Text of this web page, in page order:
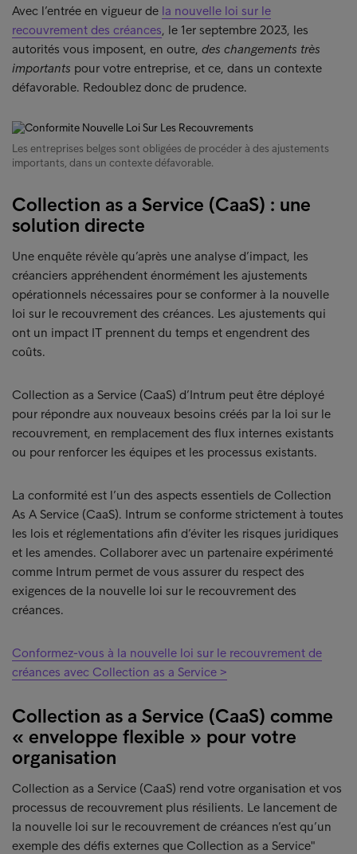
Avec l’entrée en vigueur de la nouvelle loi sur le
recouvrement des créances, le 1er septembre 2023, les
autorités vous imposent, en outre, des changements très
importants pour votre entreprise, et ce, dans un contexte
défavorable. Redoublez donc de prudence.
Les entreprises belges sont obligées de procéder à des ajustements
importants, dans un contexte défavorable.
Collection as a Service (CaaS) : une
solution directe
Une enquête révèle qu’après une analyse d’impact, les
créanciers appréhendent énormément les ajustements
opérationnels nécessaires pour se conformer à la nouvelle
loi sur le recouvrement des créances. Les ajustements qui
ont un impact IT prennent du temps et engendrent des
coûts.
Collection as a Service (CaaS) d’Intrum peut être déployé
pour répondre aux nouveaux besoins créés par la loi sur le
recouvrement, en remplacement des flux internes existants
ou pour renforcer les équipes et les processus existants.
La conformité est l’un des aspects essentiels de Collection
As A Service (CaaS). Intrum se conforme strictement à toutes
les lois et réglementations afin d’éviter les risques juridiques
et les amendes. Collaborer avec un partenaire expérimenté
comme Intrum permet de vous assurer du respect des
exigences de la nouvelle loi sur le recouvrement des
créances.
Conformez-vous à la nouvelle loi sur le recouvrement de
créances avec Collection as a Service >
Collection as a Service (CaaS) comme
« enveloppe flexible » pour votre
organisation
Collection as a Service (CaaS) rend votre organisation et vos
processus de recouvrement plus résilients. Le lancement de
la nouvelle loi sur le recouvrement de créances n’est qu’un
exemple des défis externes que Collection as a Service"